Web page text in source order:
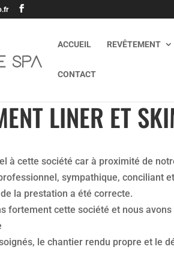
ACCUEIL REVÊTEMENT
CONTACT
LINER ET
à cette société car à proximité de
sympathique, conciliant
la prestation a été correcte.
fortement cette société et nous
le chantier rendu propre et le